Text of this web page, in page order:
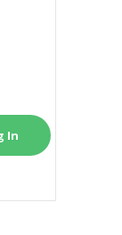
In